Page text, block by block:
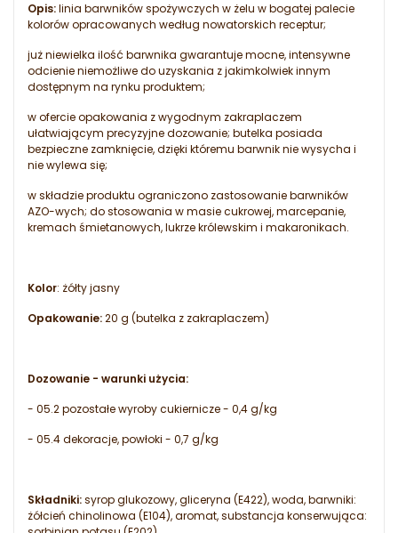
Opis:linia barwników spożywczych w żelu w bogatej palecie
kolorów opracowanych według nowatorskich receptur;
już niewielka ilość barwnika gwarantuje mocne, intensywne
odcienie niemożliwe do uzyskania z jakimkolwiek innym
dostępnym na rynku produktem;
w ofercie opakowania z wygodnym zakraplaczem
ułatwiającym precyzyjne dozowanie; butelka posiada
bezpieczne zamknięcie, dzięki któremu barwnik nie wysycha i
nie wylewa się;
w składzie produktu ograniczono zastosowanie barwników
AZO-wych; do stosowania w masie cukrowej, marcepanie,
kremach śmietanowych, lukrze królewskim i makaronikach.
Kolor: żółty jasny
Opakowanie:20 g (butelka z zakraplaczem)
Dozowanie - warunki użycia:
- 05.2 pozostałe wyroby cukiernicze - 0,4 g/kg
- 05.4 dekoracje, powłoki - 0,7 g/kg
Składniki:syrop glukozowy, gliceryna (E422), woda, barwniki:
żółcień chinolinowa (E104), aromat, substancja konserwująca: